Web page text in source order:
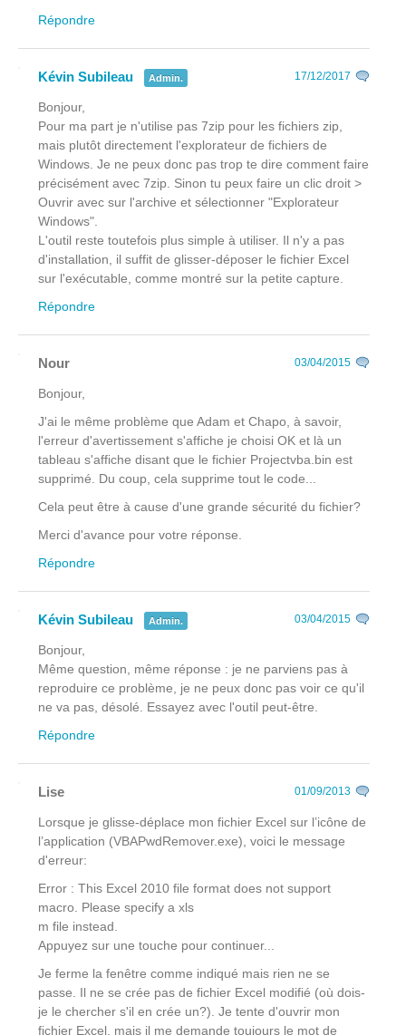
Répondre
Kévin Subileau Admin. 17/12/2017
Bonjour,
Pour ma part je n'utilise pas 7zip pour les fichiers zip,
mais plutôt directement l'explorateur de fichiers de
Windows. Je ne peux donc pas trop te dire comment faire
précisément avec 7zip. Sinon tu peux faire un clic droit >
Ouvrir avec sur l'archive et sélectionner "Explorateur
Windows".
L'outil reste toutefois plus simple à utiliser. Il n'y a pas
d'installation, il suffit de glisser-déposer le fichier Excel
sur l'exécutable, comme montré sur la petite capture.
Répondre
Nour 03/04/2015
Bonjour,
J'ai le même problème que Adam et Chapo, à savoir,
l'erreur d'avertissement s'affiche je choisi OK et là un
tableau s'affiche disant que le fichier Projectvba.bin est
supprimé. Du coup, cela supprime tout le code...
Cela peut être à cause d'une grande sécurité du fichier?
Merci d'avance pour votre réponse.
Répondre
Kévin Subileau Admin. 03/04/2015
Bonjour,
Même question, même réponse : je ne parviens pas à
reproduire ce problème, je ne peux donc pas voir ce qu'il
ne va pas, désolé. Essayez avec l'outil peut-être.
Répondre
Lise 01/09/2013
Lorsque je glisse-déplace mon fichier Excel sur l’icône de
l’application (VBAPwdRemover.exe), voici le message
d'erreur:
Error : This Excel 2010 file format does not support
macro. Please specify a xls
m file instead.
Appuyez sur une touche pour continuer...
Je ferme la fenêtre comme indiqué mais rien ne se
passe. Il ne se crée pas de fichier Excel modifié (où dois-
je le chercher s'il en crée un?). Je tente d'ouvrir mon
fichier Excel, mais il me demande toujours le mot de